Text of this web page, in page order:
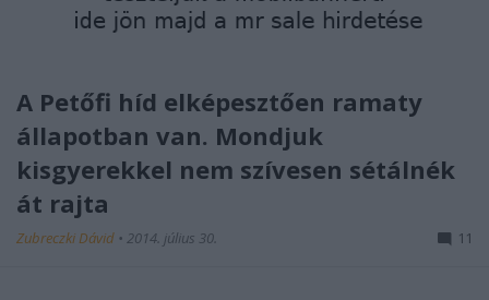
A Petőfi híd elképesztően ramaty
állapotban van. Mondjuk
kisgyerekkel nem szívesen sétálnék
át rajta
Zubreczki Dávid • 2014. július 30. 11